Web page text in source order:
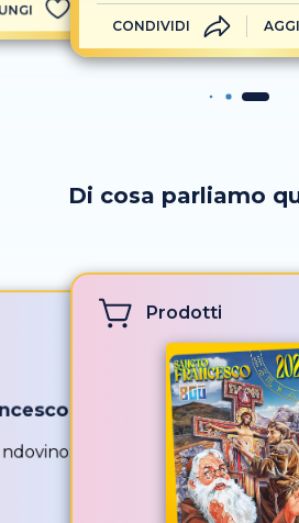
CONDIVIDI
Di cosa parliamo
Prodotti